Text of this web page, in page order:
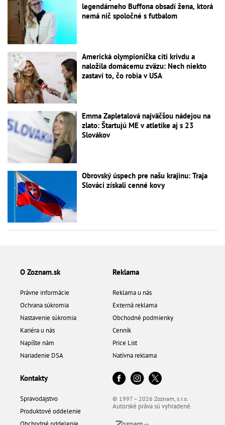
legendárneho Buffona obsadí žena, ktorá
nemá nič spoločné s futbalom
Americká olympionička cíti krivdu a
naložila domácemu zväzu: Nech niekto
zastaví to, čo robia v USA
Emma Zapletalová najväčšou nádejou na
zlato: Štartujú ME v atletike aj s 23
Slovákov
Obrovský úspech pre našu krajinu: Traja
Slováci získali cenné kovy
O Zoznam.sk
Právne informácie
Ochrana súkromia
Nastavenie súkromia
Kariéra u nás
Napíšte nám
Nariadenie DSA
Reklama
Reklama u nás
Externá reklama
Obchodné podmienky
Cenník
Price List
Natívna reklama
Kontakty
Spravodajstvo
Produktové oddelenie
© 1997 – 2026 Zoznam, s.r.o.
Autorské práva sú vyhradené.